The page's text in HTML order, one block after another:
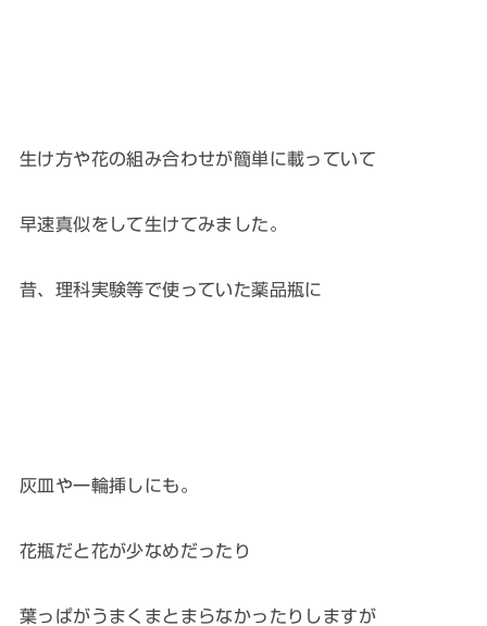
生け方や花の組み合わせが簡単に載っていて
早速真似をして生けてみました。
昔、理科実験等で使っていた薬品瓶に
灰皿や一輪挿しにも。
花瓶だと花が少なめだったり
葉っぱがうまくまとまらなかったりしますが